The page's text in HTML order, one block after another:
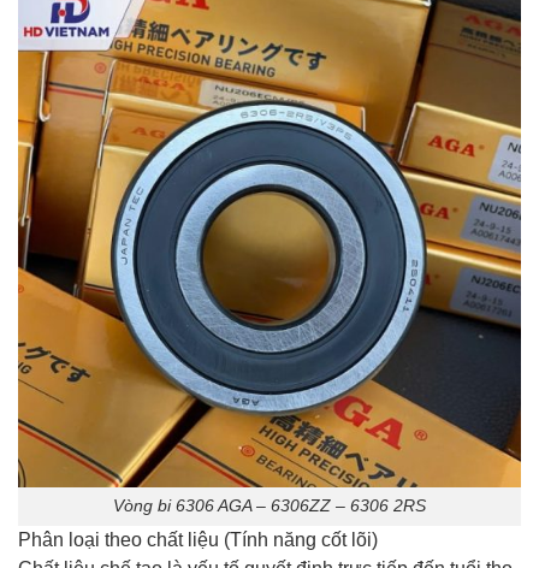
Vòng bi 6306 AGA – 6306ZZ – 6306 2RS
Phân loại theo chất liệu (Tính năng cốt lõi)